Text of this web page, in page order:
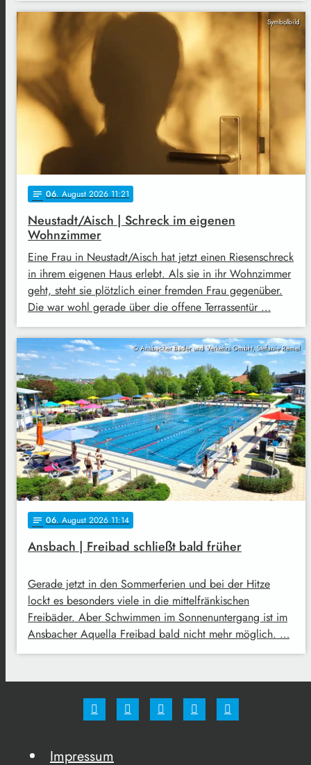
Symbolbild
notes 06. August 2026 11:21
Neustadt/Aisch | Schreck im eigenen
Wohnzimmer
Eine Frau in Neustadt/Aisch hat jetzt einen Riesenschreck
in ihrem eigenen Haus erlebt. Als sie in ihr Wohnzimmer
geht, steht sie plötzlich einer fremden Frau gegenüber.
Die war wohl gerade über die offene Terrassentür …
© Ansbacher Bäder und Verkehrs GmbH, Stefanie Remel
notes 06. August 2026 11:14
Ansbach | Freibad schließt bald früher
Gerade jetzt in den Sommerferien und bei der Hitze
lockt es besonders viele in die mittelfränkischen
Freibäder. Aber Schwimmen im Sonnenuntergang ist im
Ansbacher Aquella Freibad bald nicht mehr möglich. …
Impressum